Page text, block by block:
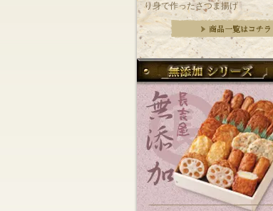
り身で作ったさつま揚げ